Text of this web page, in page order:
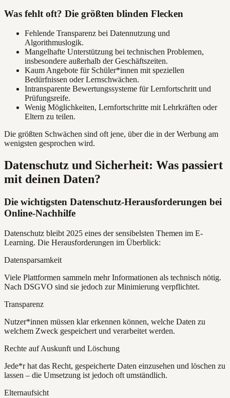
Was fehlt oft? Die größten blinden Flecken
Fehlende Transparenz bei Datennutzung und
Algorithmuslogik.
Mangelhafte Unterstützung bei technischen Problemen,
insbesondere außerhalb der Geschäftszeiten.
Kaum Angebote für Schüler*innen mit speziellen
Bedürfnissen oder Lernschwächen.
Intransparente Bewertungssysteme für Lernfortschritt und
Prüfungsreife.
Wenig Möglichkeiten, Lernfortschritte mit Lehrkräften oder
Eltern zu teilen.
Die größten Schwächen sind oft jene, über die in der Werbung am
wenigsten gesprochen wird.
Datenschutz und Sicherheit: Was passiert
mit deinen Daten?
Die wichtigsten Datenschutz-Herausforderungen bei
Online-Nachhilfe
Datenschutz bleibt 2025 eines der sensibelsten Themen im E-
Learning. Die Herausforderungen im Überblick:
Datensparsamkeit
Viele Plattformen sammeln mehr Informationen als technisch nötig.
Nach DSGVO sind sie jedoch zur Minimierung verpflichtet.
Transparenz
Nutzer*innen müssen klar erkennen können, welche Daten zu
welchem Zweck gespeichert und verarbeitet werden.
Rechte auf Auskunft und Löschung
Jede*r hat das Recht, gespeicherte Daten einzusehen und löschen zu
lassen – die Umsetzung ist jedoch oft umständlich.
Elternaufsicht